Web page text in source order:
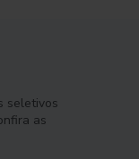
seletivos
as